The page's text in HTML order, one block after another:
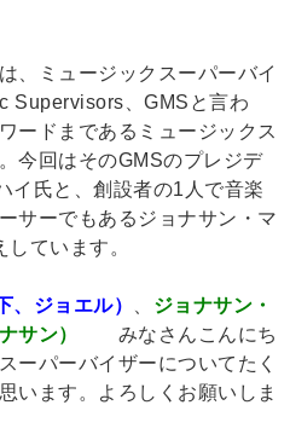
、ミュージックスーパーバイ
Supervisors、GMSと言わ
ードまであるミュージックス
今回はそのGMSのプレジデ
イ氏と、創設者の1人で音楽
サーでもあるジョナサン・マ
ています。
、ジョエル）
ジョナサン・
サン）
みなさんこんにち
パーバイザーについてたく
います。よろしくお願いしま